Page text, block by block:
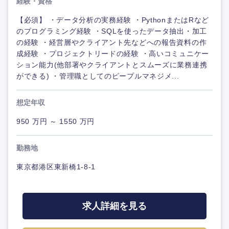
【必須】 ・データ分析の実務経験 ・PythonまたはRなど
のプログラミング経験 ・SQLを使ったデータ抽出・加工
の経験 ・経営層やクライアント先などへの報告資料の作
成経験 ・プロジェクトリードの経験 ・高いコミュニケー
ション能力(他部署やクライアントとスムーズに業務連携
ができる) ・管理職としてのピープルマネジメ...
想定年収
950 万円 ～ 1550 万円
勤務地
東京都港区東新橋1-8-1
求人詳細を見る